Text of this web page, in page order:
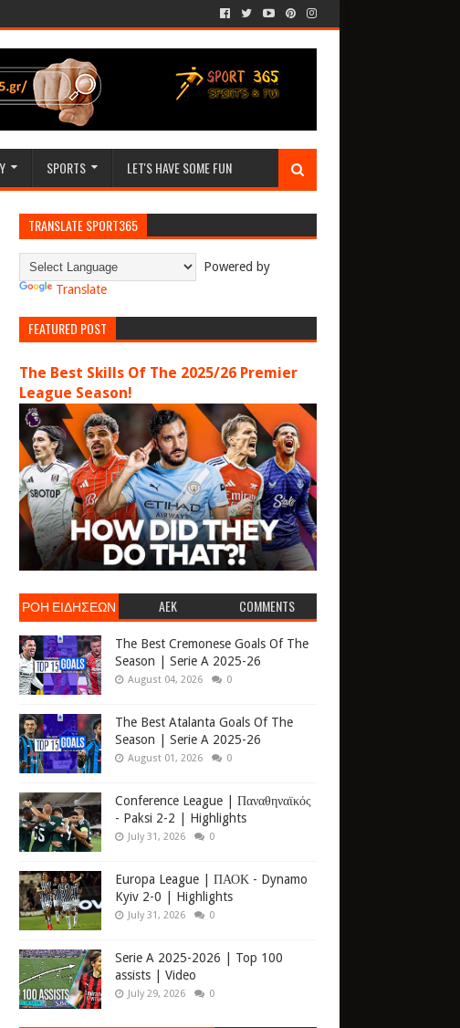
SPORTS LET'S HAVE SOME FUN
TRANSLATE SPORT365
Powered by
Translate
FEATURED POST
The Best Skills Of The 2025/26 Premier
League Season!
ΡΟΗ ΕΙΔΗΣΕΩΝ AEK COMMENTS
The Best Cremonese Goals Of The
Season | Serie A 2025-26
August 04, 2026 0
The Best Atalanta Goals Of The
Season | Serie A 2025-26
August 01, 2026 0
Conference League | Παναθηναϊκός
- Paksi 2-2 | Highlights
July 31, 2026 0
Europa League | ΠΑΟΚ - Dynamo
Kyiv 2-0 | Highlights
July 31, 2026 0
Serie A 2025-2026 | Top 100
assists | Video
July 29, 2026 0